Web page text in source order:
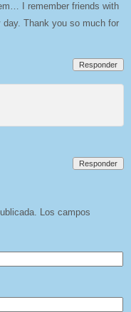
I remember friends with
Thank you so much for
Responder
Responder
Los campos